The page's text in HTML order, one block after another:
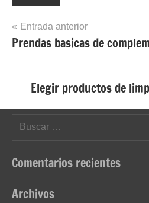
Navegación
de
Entrada anterior
Prendas basicas de
Elegir productos de
Comentarios recientes
Archivos